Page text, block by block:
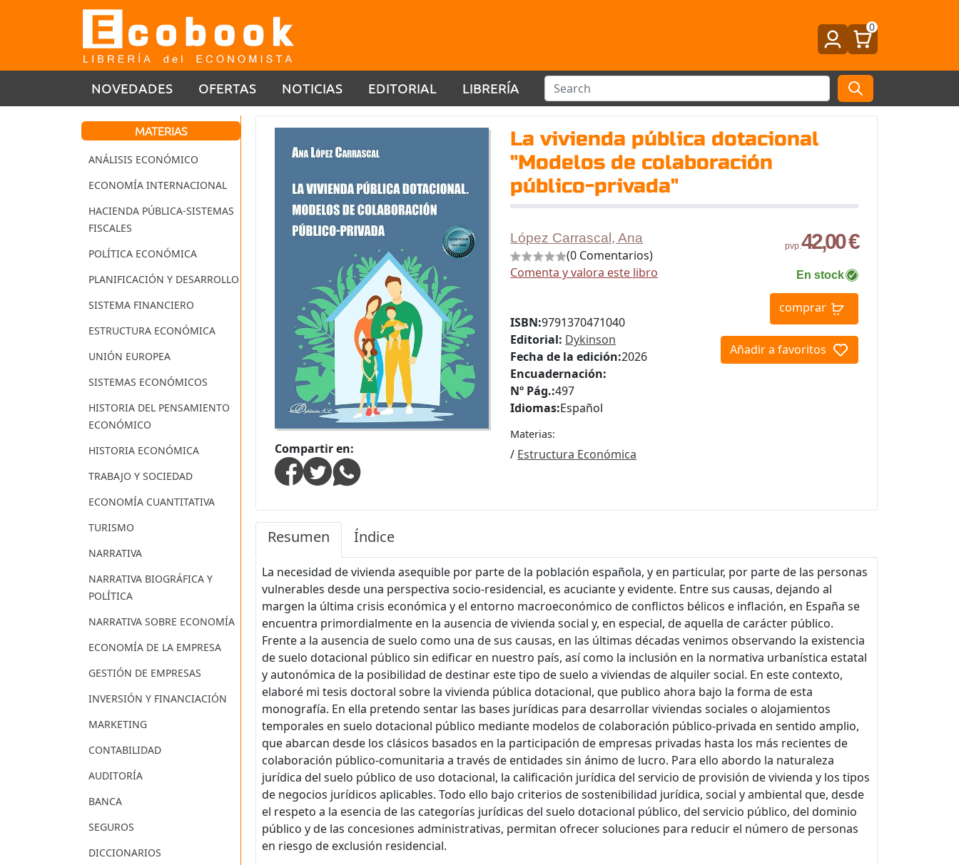
0
NOVEDADES OFERTAS NOTICIAS EDITORIAL LIBRERÍA
MATERIAS
ANÁLISIS ECONÓMICO
ECONOMÍA INTERNACIONAL
HACIENDA PÚBLICA-SISTEMAS
FISCALES
POLÍTICA ECONÓMICA
PLANIFICACIÓN Y DESARROLLO
SISTEMA FINANCIERO
ESTRUCTURA ECONÓMICA
UNIÓN EUROPEA
SISTEMAS ECONÓMICOS
HISTORIA DEL PENSAMIENTO
ECONÓMICO
HISTORIA ECONÓMICA
TRABAJO Y SOCIEDAD
ECONOMÍA CUANTITATIVA
TURISMO
NARRATIVA
NARRATIVA BIOGRÁFICA Y
POLÍTICA
NARRATIVA SOBRE ECONOMÍA
ECONOMÍA DE LA EMPRESA
GESTIÓN DE EMPRESAS
INVERSIÓN Y FINANCIACIÓN
MARKETING
CONTABILIDAD
AUDITORÍA
BANCA
SEGUROS
DICCIONARIOS
La vivienda pública dotacional
"Modelos de colaboración
público-privada"
Compartir en:
López Carrascal, Ana
(0 Comentarios)
Comenta y valora este libro
pvp. 42,00 €
En stock
comprar
Añadir a favoritos
ISBN:9791370471040
Editorial: Dykinson
Fecha de la edición:2026
Encuadernación:
Nº Pág.:497
Idiomas:Español
Materias:
/ Estructura Económica
Resumen Índice
La necesidad de vivienda asequible por parte de la población española, y en particular, por parte de las personas
vulnerables desde una perspectiva socio-residencial, es acuciante y evidente. Entre sus causas, dejando al
margen la última crisis económica y el entorno macroeconómico de conflictos bélicos e inflación, en España se
encuentra primordialmente en la ausencia de vivienda social y, en especial, de aquella de carácter público.
Frente a la ausencia de suelo como una de sus causas, en las últimas décadas venimos observando la existencia
de suelo dotacional público sin edificar en nuestro país, así como la inclusión en la normativa urbanística estatal
y autonómica de la posibilidad de destinar este tipo de suelo a viviendas de alquiler social. En este contexto,
elaboré mi tesis doctoral sobre la vivienda pública dotacional, que publico ahora bajo la forma de esta
monografía. En ella pretendo sentar las bases jurídicas para desarrollar viviendas sociales o alojamientos
temporales en suelo dotacional público mediante modelos de colaboración público-privada en sentido amplio,
que abarcan desde los clásicos basados en la participación de empresas privadas hasta los más recientes de
colaboración público-comunitaria a través de entidades sin ánimo de lucro. Para ello abordo la naturaleza
jurídica del suelo público de uso dotacional, la calificación jurídica del servicio de provisión de vivienda y los tipos
de negocios jurídicos aplicables. Todo ello bajo criterios de sostenibilidad jurídica, social y ambiental que, desde
el respeto a la esencia de las categorías jurídicas del suelo dotacional público, del servicio público, del dominio
público y de las concesiones administrativas, permitan ofrecer soluciones para reducir el número de personas
en riesgo de exclusión residencial.